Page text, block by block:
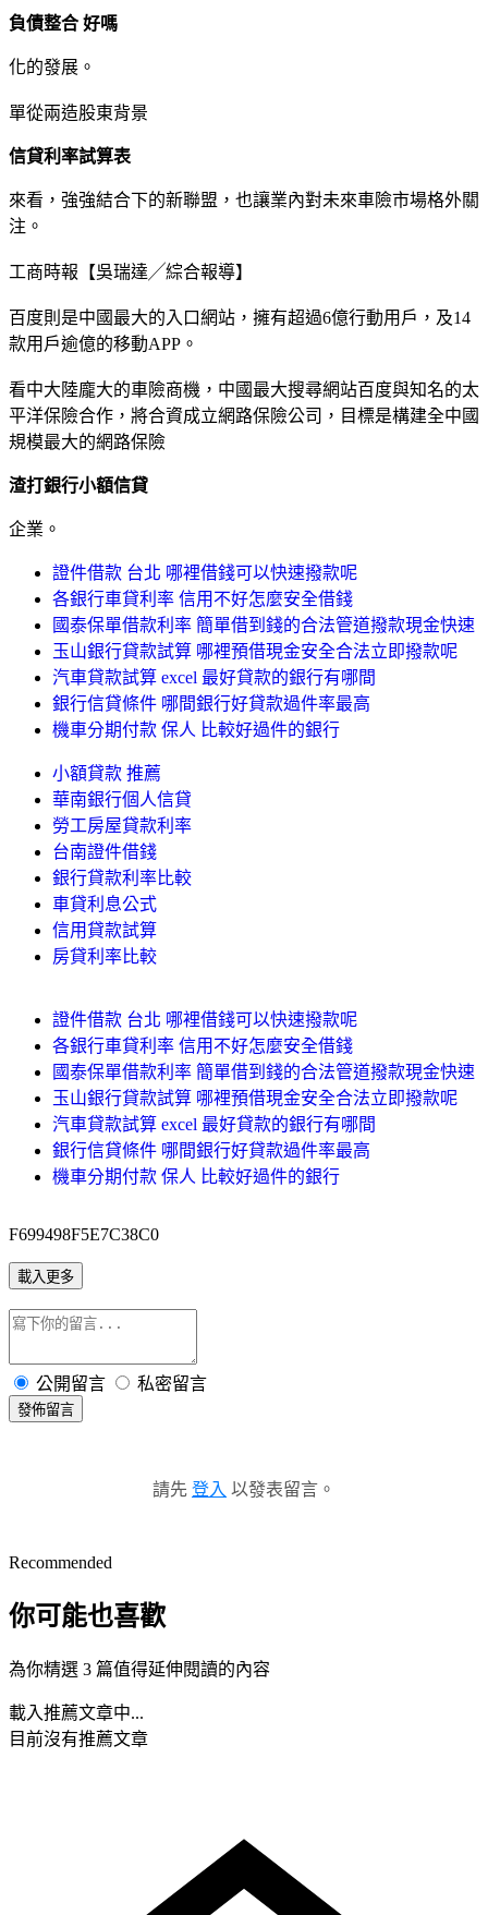
負債整合 好嗎
化的發展。
單從兩造股東背景
信貸利率試算表
來看，強強結合下的新聯盟，也讓業內對未來車險市場格外關
注。
工商時報【吳瑞達╱綜合報導】
百度則是中國最大的入口網站，擁有超過6億行動用戶，及14
款用戶逾億的移動APP。
看中大陸龐大的車險商機，中國最大搜尋網站百度與知名的太
平洋保險合作，將合資成立網路保險公司，目標是構建全中國
規模最大的網路保險
渣打銀行小額信貸
企業。
證件借款 台北 哪裡借錢可以快速撥款呢
各銀行車貸利率 信用不好怎麼安全借錢
國泰保單借款利率 簡單借到錢的合法管道撥款現金快速
玉山銀行貸款試算 哪裡預借現金安全合法立即撥款呢
汽車貸款試算 excel 最好貸款的銀行有哪間
銀行信貸條件 哪間銀行好貸款過件率最高
機車分期付款 保人 比較好過件的銀行
小額貸款 推薦
華南銀行個人信貸
勞工房屋貸款利率
台南證件借錢
銀行貸款利率比較
車貸利息公式
信用貸款試算
房貸利率比較
證件借款 台北 哪裡借錢可以快速撥款呢
各銀行車貸利率 信用不好怎麼安全借錢
國泰保單借款利率 簡單借到錢的合法管道撥款現金快速
玉山銀行貸款試算 哪裡預借現金安全合法立即撥款呢
汽車貸款試算 excel 最好貸款的銀行有哪間
銀行信貸條件 哪間銀行好貸款過件率最高
機車分期付款 保人 比較好過件的銀行
F699498F5E7C38C0
載入更多
公開留言 私密留言
發佈留言
請先 登入 以發表留言。
Recommended
你可能也喜歡
為你精選 3 篇值得延伸閱讀的內容
載入推薦文章中...
目前沒有推薦文章